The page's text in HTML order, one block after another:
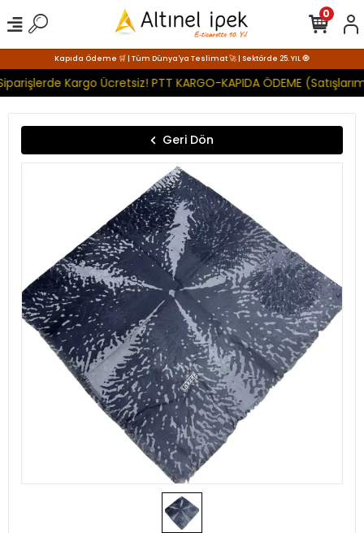
Kapıda Ödeme 🛒 | Tüm Dünya'ya Teslimat 🚀 | Sektörde 25. YIL 🧿
Kargo Ücretsiz! PTT KARGO-KAPIDA ÖDEME
0
Geri Dön